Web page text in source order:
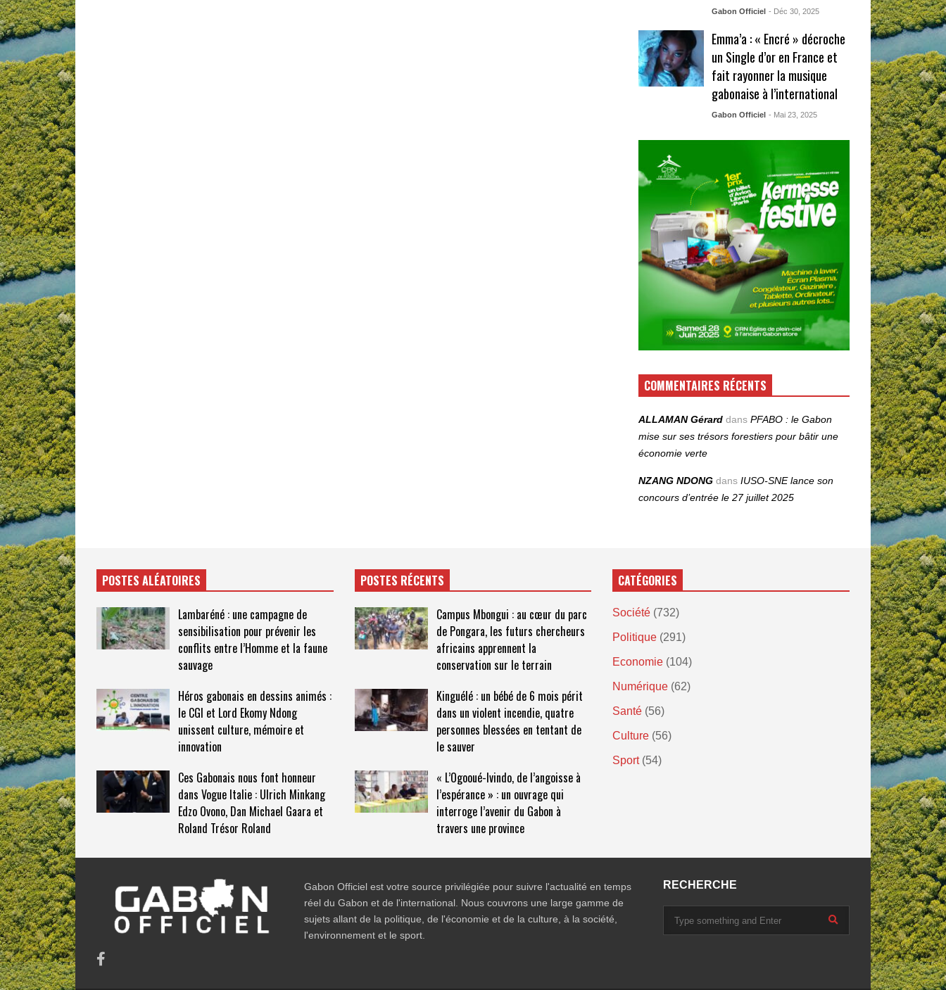
Gabon Officiel - Déc 30, 2025
Emma’a : « Encré » décroche
un Single d’or en France et
fait rayonner la musique
gabonaise à l’international
Gabon Officiel - Mai 23, 2025
COMMENTAIRES RÉCENTS
ALLAMAN Gérard dansPFABO : le Gabon
mise sur ses trésors forestiers pour bâtir une
économie verte
NZANG NDONG dansIUSO‑SNE lance son
concours d’entrée le 27 juillet 2025
POSTES ALÉATOIRES
Lambaréné : une campagne de
sensibilisation pour prévenir les
conflits entre l’Homme et la faune
sauvage
Héros gabonais en dessins animés :
le CGI et Lord Ekomy Ndong
unissent culture, mémoire et
innovation
Ces Gabonais nous font honneur
dans Vogue Italie : Ulrich Minkang
Edzo Ovono, Dan Michael Gaara et
Roland Trésor Roland
POSTES RÉCENTS
Campus Mbongui : au cœur du parc
de Pongara, les futurs chercheurs
africains apprennent la
conservation sur le terrain
Kinguélé : un bébé de 6 mois périt
dans un violent incendie, quatre
personnes blessées en tentant de
le sauver
« L’Ogooué-Ivindo, de l’angoisse à
l’espérance » : un ouvrage qui
interroge l’avenir du Gabon à
travers une province
CATÉGORIES
Société (732)
Politique (291)
Economie (104)
Numérique (62)
Santé (56)
Culture (56)
Sport (54)
Gabon Officiel est votre source privilégiée pour suivre l'actualité en temps
réel du Gabon et de l'international. Nous couvrons une large gamme de
sujets allant de la politique, de l'économie et de la culture, à la société,
l'environnement et le sport.
RECHERCHE